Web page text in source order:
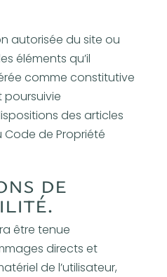
autorisée du site ou
éléments qu’il
comme constitutive
poursuivie
des articles
Code de Propriété
de
être tenue
directs et
de l’utilisateur,